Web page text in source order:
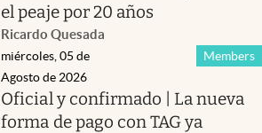
el peaje por 20 años
Ricardo Quesada
Members
miércoles, 05 de
Agosto de 2026
Oficial y confirmado | La nueva
forma de pago con TAG ya